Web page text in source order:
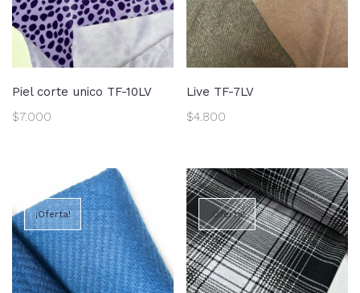
Piel corte unico TF-10LV
$7.000
Live TF-7LV
$4.800
¡Oferta! ¡Oferta!